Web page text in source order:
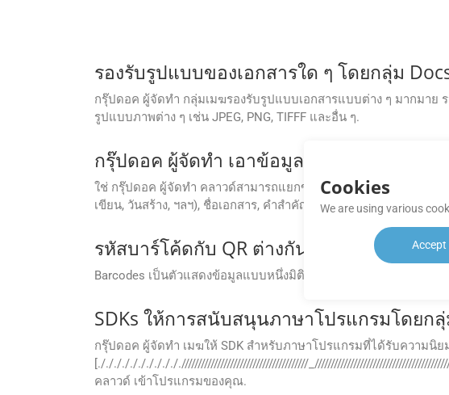
รองรับรูปแบบของเอกสารใด ๆ โดยกลุ่ม
กรุ๊ปดอค ผู้จัดทํา กลุ่มเมฆรองรับรูปแบบเอกสารแบบต่าง ๆ มากมาย
รูปแบบภาพต่าง ๆ เช่น JPEG, PNG, TIFFF และอื่น ๆ.
กรุ๊ปดอค ผู้จัดทํา เอาข้อมูลกํากับภาพออกจากเ
ใช่ กรุ๊ปดอค ผู้จัดทํา คลาวด์สามารถแยกข้อมูลกํากับภาพจากรูปแบบต่
เขียน, วันสร้าง, ฯลฯ), ชื่อเอกสาร, คําสําคัญ, และอื่น ๆ.
รหัสบาร์โค้ดกับ QR ต่างกันยังไง?
Barcodes เป็นตัวแสดงข้อมูลแบบหนึ่งมิติ โดยใช้บรรทัดที่แปรผันได้
SDKs ให้การสนับสนุนภาษาโปรแกรมโดยก
กรุ๊ปดอค ผู้จัดทํา เมฆให้ SDK สําหรับภาษาโปรแกรมที่ได้รับความนิย
[./././././././././././//////////////////////////////////////
คลาวด์ เข้าโปรแกรมของคุณ.
Cookies
We are using various
Accept